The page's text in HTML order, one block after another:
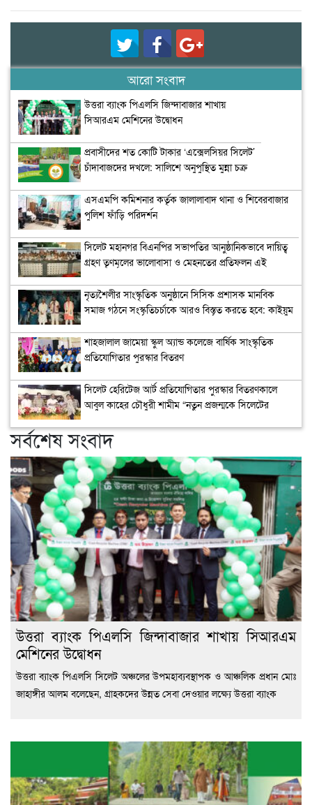
আরো সংবাদ
উত্তরা ব্যাংক পিএলসি জিন্দাবাজার শাখায়
সিআরএম মেশিনের উদ্বোধন
প্রবাসীদের শত কোটি টাকার ‘এক্সেলসিয়র সিলেট’
চাঁদাবাজদের দখলে: সালিশে অনুপুস্থিত মুন্না চক্র
এসএমপি কমিশনার কর্তৃক জালালাবাদ থানা ও শিবেরবাজার
পুলিশ ফাঁড়ি পরিদর্শন
সিলেট মহানগর বিএনপির সভাপতির আনুষ্ঠানিকভাবে দায়িত্ব
গ্রহণ তৃণমূলের ভালোবাসা ও মেহনতের প্রতিফলন এই
নৃত্যশৈলীর সাংস্কৃতিক অনুষ্ঠানে সিসিক প্রশাসক মানবিক
সমাজ গঠনে সংস্কৃতিচর্চাকে আরও বিস্তৃত করতে হবে: কাইয়ুম
শাহজালাল জামেয়া স্কুল অ্যান্ড কলেজে বার্ষিক সাংস্কৃতিক
প্রতিযোগিতার পুরস্কার বিতরণ
সিলেট হেরিটেজ আর্ট প্রতিযোগিতার পুরস্কার বিতরণকালে
আবুল কাহের চৌধুরী শামীম “নতুন প্রজন্মকে সিলেটের
সর্বশেষ সংবাদ
উত্তরা ব্যাংক পিএলসি জিন্দাবাজার শাখায় সিআরএম
মেশিনের উদ্বোধন
উত্তরা ব্যাংক পিএলসি সিলেট অঞ্চলের উপমহাব্যবস্থাপক ও আঞ্চলিক প্রধান মোঃ
জাহাঙ্গীর আলম বলেছেন, গ্রাহকদের উন্নত সেবা দেওয়ার লক্ষ্যে উত্তরা ব্যাংক